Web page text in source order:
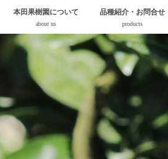
本田果樹園について
about us
品種紹介・お問合せ
products